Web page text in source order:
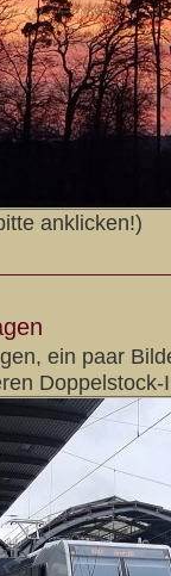
anklicken!)
ein paar
Doppelstock-